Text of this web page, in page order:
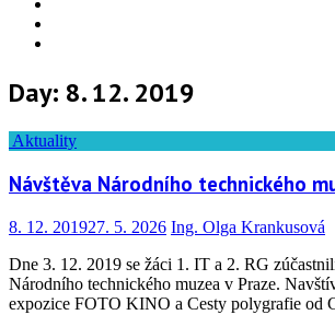
Day: 8. 12. 2019
Aktuality
Návštěva Národního technického
8. 12. 201927. 5. 2026 Ing. Olga Krankusová
Dne 3. 12. 2019 se žáci 1. IT a 2. RG
Národního technického muzea v Praze.
expozice FOTO KINO a Cesty polygrafie od